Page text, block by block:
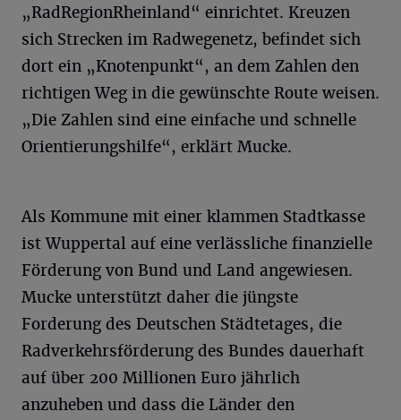
„RadRegionRheinland“ einrichtet. Kreuzen
sich Strecken im Radwegenetz, befindet sich
dort ein „Knotenpunkt“, an dem Zahlen den
richtigen Weg in die gewünschte Route weisen.
„Die Zahlen sind eine einfache und schnelle
Orientierungshilfe“, erklärt Mucke.
Als Kommune mit einer klammen Stadtkasse
ist Wuppertal auf eine verlässliche finanzielle
Förderung von Bund und Land angewiesen.
Mucke unterstützt daher die jüngste
Forderung des Deutschen Städtetages, die
Radverkehrsförderung des Bundes dauerhaft
auf über 200 Millionen Euro jährlich
anzuheben und dass die Länder den